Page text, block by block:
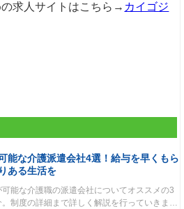
求人サイトはこちら→ カイゴジ
能な介護派遣会社4選！給与を早くもら
ある生活を
可能な介護職の派遣会社についてオススメの3
。制度の詳細まで詳しく解説を行っていきま…